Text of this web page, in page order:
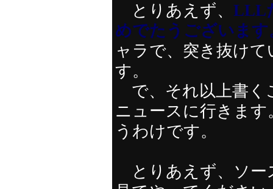
とりあえず、 LLL
めでたうございます
ャラで、突き抜け
す。
で、それ以上書く
ニュースに行きま
うわけです。
とりあえず、ソー